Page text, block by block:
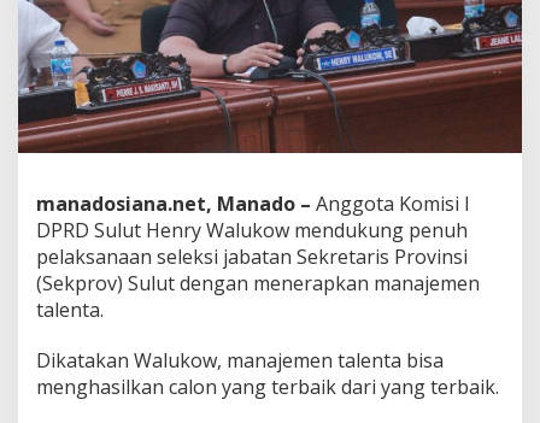
e
l
e
k
k
p
r
o
v
n
a
k
manadosiana.net, Manado – Anggota Komisi I
DPRD Sulut Henry Walukow mendukung penuh
pelaksanaan seleksi jabatan Sekretaris Provinsi
(Sekprov) Sulut dengan menerapkan manajemen
talenta.
Dikatakan Walukow, manajemen talenta bisa
menghasilkan calon yang terbaik dari yang terbaik.